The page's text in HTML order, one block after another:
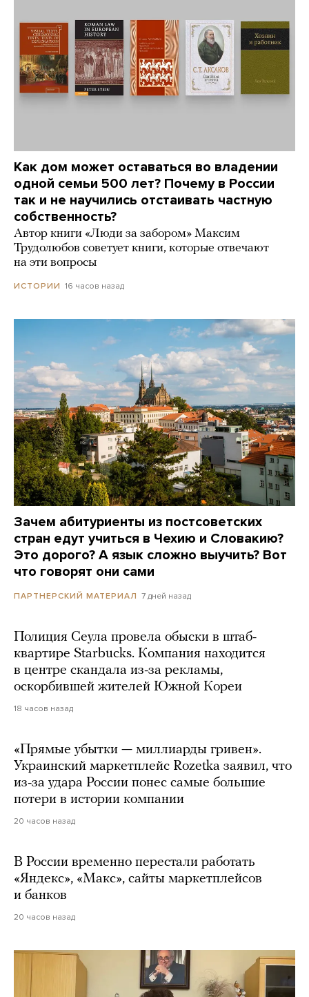
Как дом может оставаться во владении
одной семьи 500 лет? Почему в России
так и не научились отстаивать частную
собственность?
Автор книги «Люди за забором» Максим
Трудолюбов советует книги, которые отвечают
на эти вопросы
ИСТОРИИ 16 часов назад
Зачем абитуриенты из постсоветских
стран едут учиться в Чехию и Словакию?
Это дорого? А язык сложно выучить? Вот
что говорят они сами
ПАРТНЕРСКИЙ МАТЕРИАЛ 7 дней назад
Полиция Сеула провела обыски в штаб-
квартире Starbucks. Компания находится
в центре скандала из-за рекламы,
оскорбившей жителей Южной Кореи
18 часов назад
«Прямые убытки — миллиарды гривен».
Украинский маркетплейс Rozetka заявил, что
из-за удара России понес самые большие
потери в истории компании
20 часов назад
В России временно перестали работать
«Яндекс», «Макс», сайты маркетплейсов
и банков
20 часов назад